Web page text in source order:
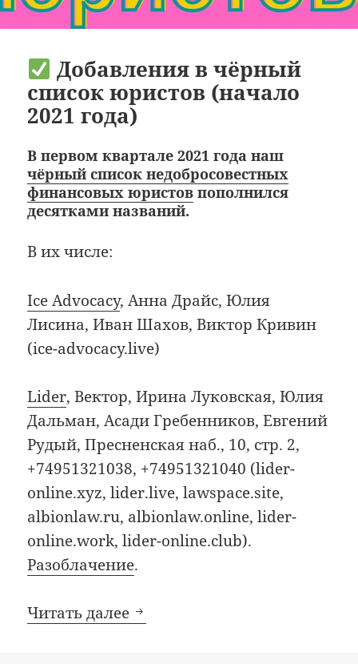
Добавления в чёрный
список юристов (начало
2021 года)
В первом квартале 2021 года наш
чёрный список недобросовестных
финансовых юристов пополнился
десятками названий.
В их числе:
Ice Advocacy, Анна Драйс, Юлия
Лисина, Иван Шахов, Виктор Кривин
(ice-advocacy.live)
Lider, Вектор, Ирина Луковская, Юлия
Дальман, Асади Гребенников, Евгений
Рудый, Пресненская наб., 10, стр. 2,
+74951321038, +74951321040 (lider-
online.xyz, lider.live, lawspace.site,
albionlaw.ru, albionlaw.online, lider-
online.work, lider-online.club).
Разоблачение.
Читать далее Добавления в чёрный